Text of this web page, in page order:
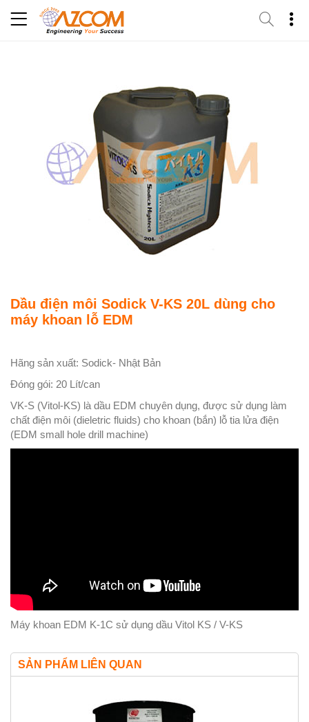
Dầu điện môi Sodick V-KS 20L dùng cho
máy khoan lỗ EDM
Hãng sản xuất: Sodick- Nhật Bản
Đóng gói: 20 Lít/can
VK-S (Vitol-KS) là dầu EDM chuyên dụng, được sử dụng làm
chất điện môi (dieletric fluids) cho khoan (bắn) lỗ tia lửa điện
(EDM small hole drill machine)
Máy khoan EDM K-1C sử dụng dầu Vitol KS / V-KS
SẢN PHẨM LIÊN QUAN